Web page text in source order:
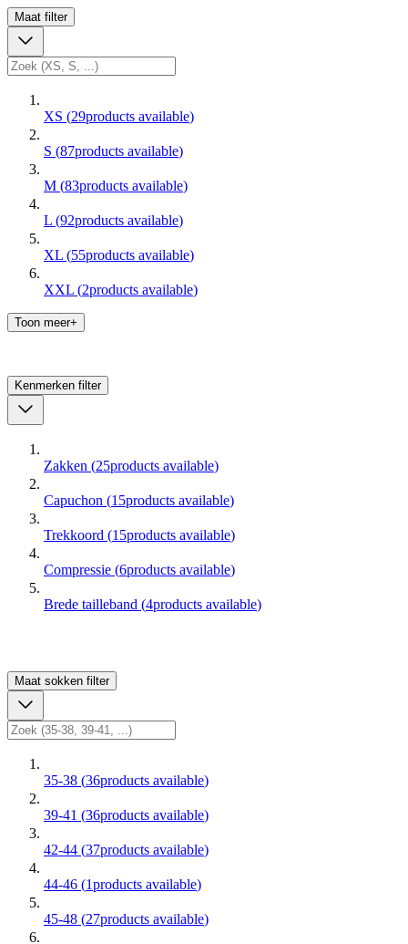
Maat filter
XS (29products available)
S (87products available)
M (83products available)
L (92products available)
XL (55products available)
XXL (2products available)
Toon meer+
Kenmerken filter
Zakken (25products available)
Capuchon (15products available)
Trekkoord (15products available)
Compressie (6products available)
Brede tailleband (4products available)
Maat sokken filter
35-38 (36products available)
39-41 (36products available)
42-44 (37products available)
44-46 (1products available)
45-48 (27products available)